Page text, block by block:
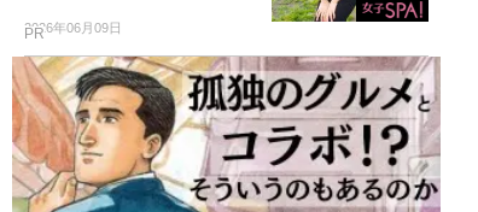
2026年06月09日
PR